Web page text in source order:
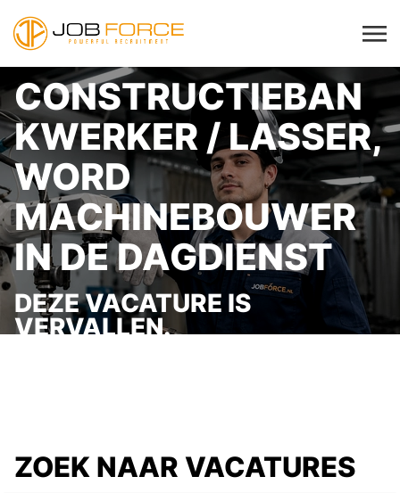
CONSTRUCTIEBAN
KWERKER / LASSER,
WORD
MACHINEBOUWER
IN DE DAGDIENST
DEZE VACATURE IS
VERVALLEN.
ZOEK NAAR VACATURES